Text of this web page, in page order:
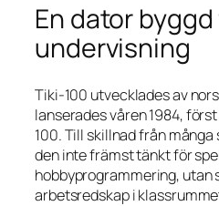
En dator
undervisning
Tiki-100 utvecklades av
lanserades våren 1984,
100. Till skillnad från
den inte främst tänkt för
hobbyprogrammering, utan
arbetsredskap i